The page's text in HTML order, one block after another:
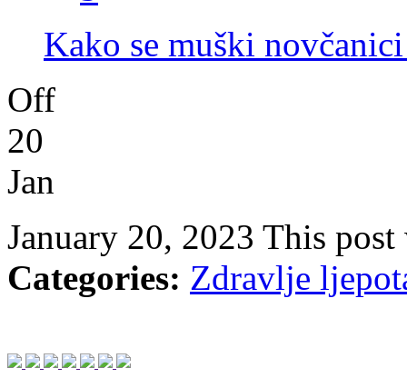
Kako se muški
Off
20
Jan
January 20, 2023 This
Categories: Zdravlje